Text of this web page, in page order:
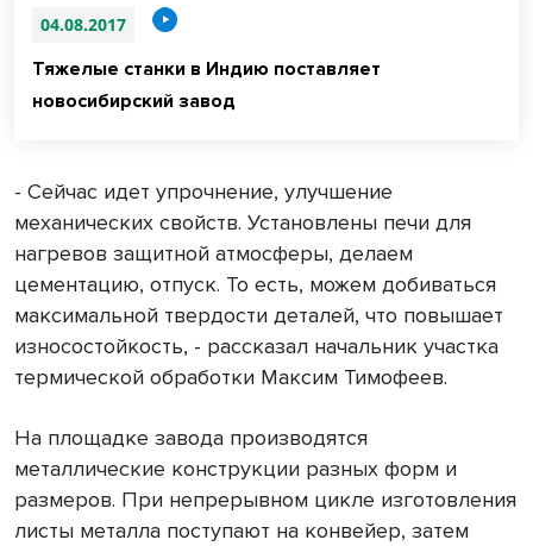
04.08.2017
Тяжелые станки в Индию поставляет
новосибирский завод
- Сейчас идет упрочнение, улучшение
механических свойств. Установлены печи для
нагревов защитной атмосферы, делаем
цементацию, отпуск. То есть, можем добиваться
максимальной твердости деталей, что повышает
износостойкость, - рассказал начальник участка
термической обработки Максим Тимофеев.
На площадке завода производятся
металлические конструкции разных форм и
размеров. При непрерывном цикле изготовления
листы металла поступают на конвейер, затем